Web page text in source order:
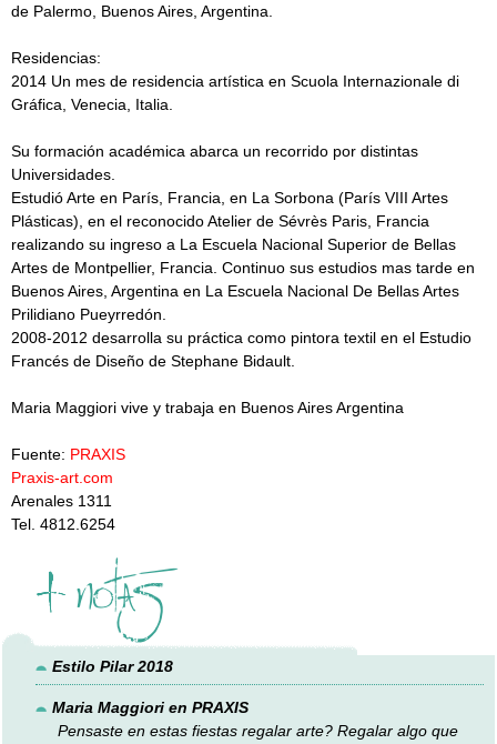
de Palermo, Buenos Aires, Argentina.
Residencias:
2014 Un mes de residencia artística en Scuola Internazionale di
Gráfica, Venecia, Italia.
Su formación académica abarca un recorrido por distintas
Universidades.
Estudió Arte en París, Francia, en La Sorbona (París VIII Artes
Plásticas), en el reconocido Atelier de Sévrès Paris, Francia
realizando su ingreso a La Escuela Nacional Superior de Bellas
Artes de Montpellier, Francia. Continuo sus estudios mas tarde en
Buenos Aires, Argentina en La Escuela Nacional De Bellas Artes
Prilidiano Pueyrredón.
2008-2012 desarrolla su práctica como pintora textil en el Estudio
Francés de Diseño de Stephane Bidault.
Maria Maggiori vive y trabaja en Buenos Aires Argentina
Fuente: PRAXIS
Praxis-art.com
Arenales 1311
Tel. 4812.6254
+ notas
Estilo Pilar 2018
Maria Maggiori en PRAXIS
Pensaste en estas fiestas regalar arte? Regalar algo que